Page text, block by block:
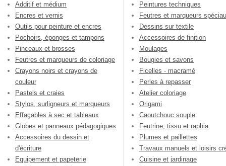
Additif et médium
Encres et vernis
Outils pour peinture et encres
Pochoirs, éponges et tampons
Pinceaux et brosses
Feutres et marqueurs de coloriage
Crayons noirs et crayons de
couleur
Pastels et craies
Stylos, surligneurs et marqueurs
Effaçables à sec et tableaux
Globes et panneaux pédagogiques
Accessoires du dessin et
d'écriture
Equipement et papeterie
Peintures techniques
Feutres et marqueurs
Dessins sur textile
Accessoires de finition
Moulages
Bougies et savons
Ficelles - macramé
Perles à repasser
Atelier coloriage
Origami
Caoutchouc souple
Feutrine, tissu et raphia
Plumes et paillettes
Travaux manuels et loisirs
Cuisine et jardinage